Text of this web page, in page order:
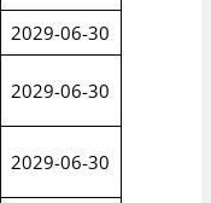
2029-06-30
2029-06-30
2029-06-30